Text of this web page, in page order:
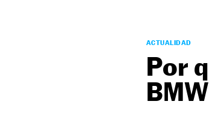
ACTUALIDAD
Por
BMW